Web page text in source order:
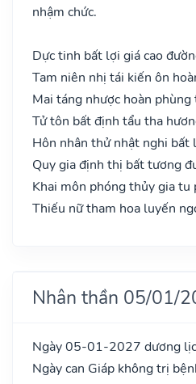
nhậm chức.
Dực tinh bất lợi giá cao
Tam niên nhị tái kiến ôn
Mai táng nhược hoàn phùng
Tử tôn bất định tẩu tha
Hôn nhân thử nhật nghi bất
Quy gia định thị bất tương
Khai môn phóng thủy gia tu
Thiếu nữ tham hoa luyến
Nhân thần 05/01/
Ngày 05-01-2027 dương
Ngày can Giáp không trị